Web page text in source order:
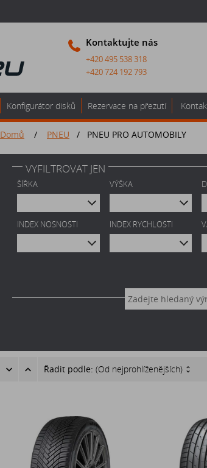
Kontaktujte nás
+420 495 538 318
+420 724 192 793
Konfigurátor disků Rezervace na přezutí
Domů / PNEU / PNEU PRO AUTOMOBILY
VYFILTROVAT JEN
ŠÍŘKA VÝŠKA
INDEX NOSNOSTI INDEX RYCHLOSTI
Řadit podle: (Od nejprohlíženějších)